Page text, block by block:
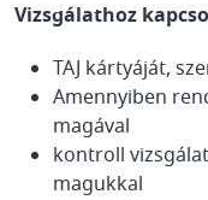
Vizsgálathoz
TAJ kártyáját,
Amennyiben
magával
kontroll
magukkal